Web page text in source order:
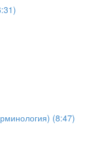
(8:47)